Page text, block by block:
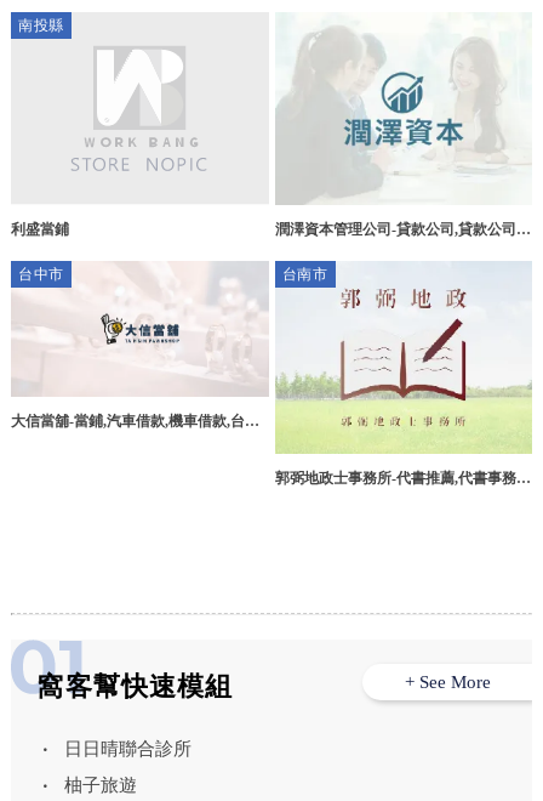
南投縣
利盛當鋪
潤澤資本管理公司-貸款公司,貸款公司推
台中市
大信當舖-當鋪,汽車借款,機車借款,台中
台南市
郭弼地政士事務所-代書推薦,代書事務
窩客幫快速模組
日日晴聯合診所
柚子旅遊
+ See More